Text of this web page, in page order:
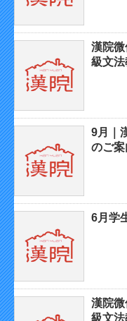
漢院
級文
9月｜
のご案
6月学
漢院
級文